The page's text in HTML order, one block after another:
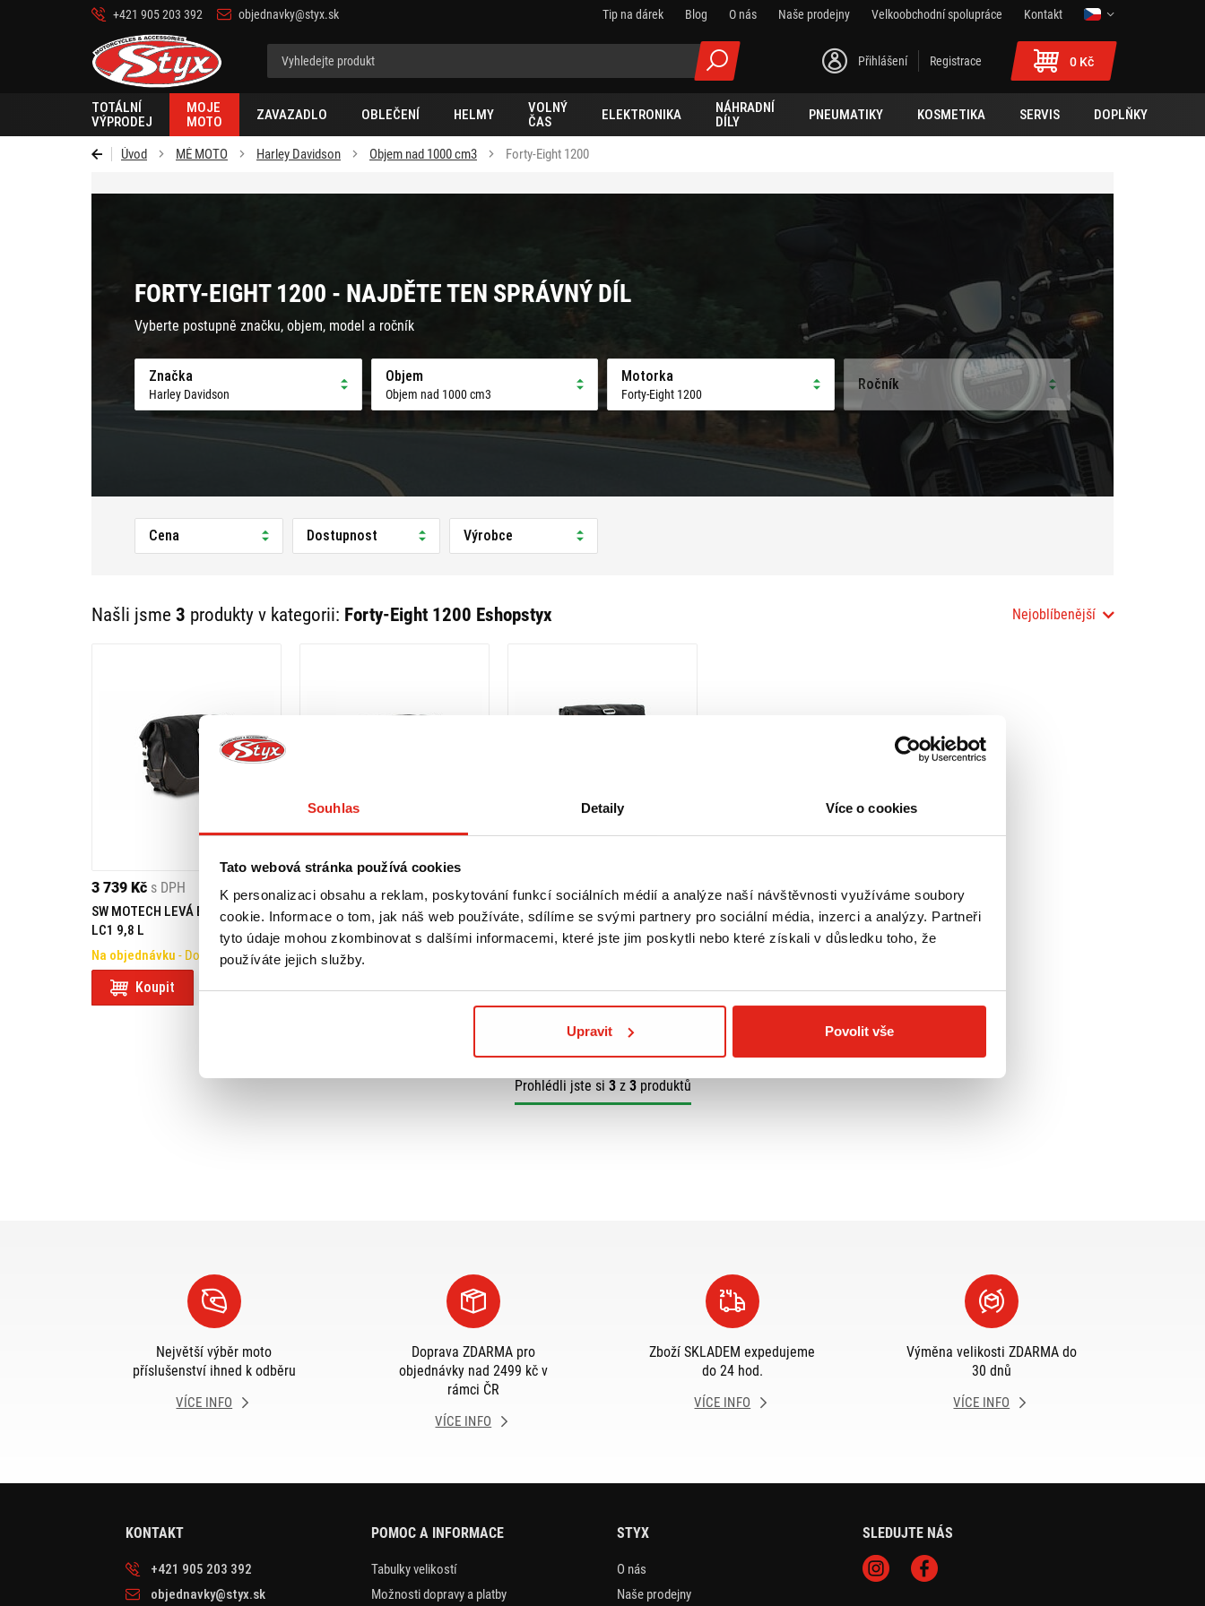
Souhlas Detaily Více o cookies
Tato webová stránka používá cookies
K personalizaci obsahu a reklam, poskytování funkcí sociálních médií a analýze naší návštěvnosti využíváme soubory
cookie. Informace o tom, jak náš web používáte, sdílíme se svými partnery pro sociální média, inzerci a analýzy. Partneři
tyto údaje mohou zkombinovat s dalšími informacemi, které jste jim poskytli nebo které získali v důsledku toho, že
používáte jejich služby.
Upravit Povolit vše
+421 905 203 392 objednavky@styx.sk Tip na dárek Blog O nás Naše prodejny Velkoobchodní spolupráce
Kontakt
Styx-
cz
Přihlášení Registrace 0 Kč
TOTÁLNÍ
VÝPRODEJ
MOJE
MOTO
ZAVAZADLO OBLEČENÍ HELMY
VOLNÝ
ČAS
ELEKTRONIKA
NÁHRADNÍ
DÍLY
PNEUMATIKY KOSMETIKA SERVIS DOPLŇKY
Úvod MÉ MOTO Harley Davidson Objem nad 1000 cm3 Forty-Eight 1200
FORTY-EIGHT 1200 - NAJDĚTE TEN SPRÁVNÝ DÍL
Vyberte postupně značku, objem, model a ročník
Značka
Harley Davidson
Objem
Objem nad 1000 cm3
Motorka
Forty-Eight 1200
Ročník
Cena Dostupnost Výrobce
Našli jsme 3 produkty v kategorii: Forty-Eight 1200 Eshopstyx Nejoblíbenější
3 739 Kč s DPH
SW MOTECH LEVÁ BOČNÍ TAŠKA
LC1 9,8 L
Na objednávku - Doprava ZDARMA
Koupit
3 739 Kč
SW MOTECH PRAVÁ BOČNÍ TAŠKA
LC1 9,8 L
Na objednávku
Koupit
4 099 Kč s DPH
SW MOTECH LEVÁ BOČNÍ TAŠKA
LC2 13,5 L
Koupit
Prohlédli jste si 3z 3produktů
Největší výběr moto
příslušenství ihned k odběru
VÍCE INFO
Doprava ZDARMA pro
objednávky nad 2499 kč v
rámci ČR
VÍCE INFO
Zboží SKLADEM expedujeme
do 24 hod.
VÍCE INFO
Výměna velikosti ZDARMA do
30 dnů
VÍCE INFO
KONTAKT
+421 905 203 392
objednavky@styx.sk
POMOC A INFORMACE
Tabulky velikostí
Možnosti dopravy a platby
STYX
O nás
Naše prodejny
SLEDUJTE NÁS